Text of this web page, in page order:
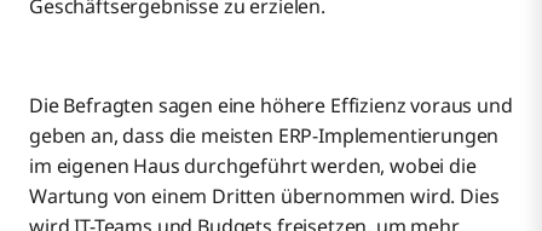
Geschäftsergebnisse zu erzielen.
Die Befragten sagen eine höhere Effizienz voraus und
geben an, dass die meisten ERP-Implementierungen
im eigenen Haus durchgeführt werden, wobei die
Wartung von einem Dritten übernommen wird. Dies